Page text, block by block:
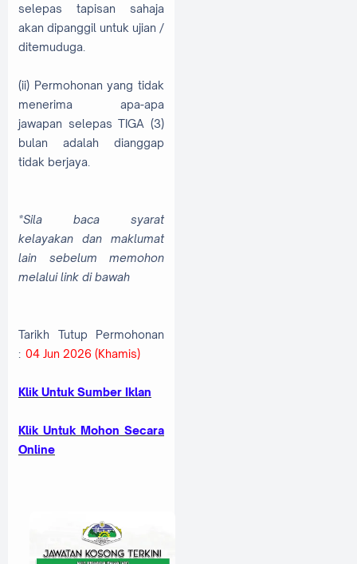
selepas tapisan sahaja
akan dipanggil untuk ujian /
ditemuduga.
(ii) Permohonan yang tidak
menerima apa-apa
jawapan selepas TIGA (3)
bulan adalah dianggap
tidak berjaya.
*Sila baca syarat
kelayakan dan maklumat
lain sebelum memohon
melalui link di bawah
Tarikh Tutup Permohonan
: 04 Jun 2026 (Khamis)
Klik Untuk Sumber Iklan
Klik Untuk Mohon Secara
Online